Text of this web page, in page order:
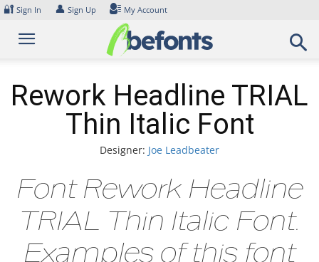
Skip
content
🔐 Sign In 👤 Sign Up My Account
Rework Headline TRIAL
Thin Italic Font
Designer: Joe Leadbeater
Font Rework Headline
TRIAL Thin Italic Font.
Examples of this font